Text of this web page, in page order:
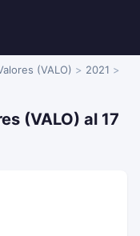
(VALO)
2021
(VALO) al 17